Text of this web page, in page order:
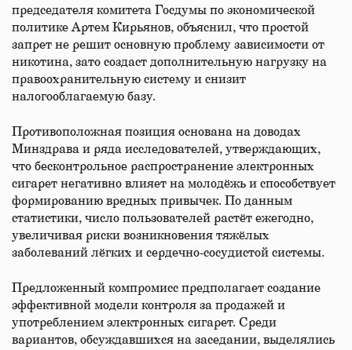
председателя комитета Госдумы по экономической
политике Артем Кирьянов, объяснил, что простой
запрет не решит основную проблему зависимости от
никотина, зато создаст дополнительную нагрузку на
правоохранительную систему и снизит
налогооблагаемую базу.
Противоположная позиция основана на доводах
Минздрава и ряда исследователей, утверждающих,
что бесконтрольное распространение электронных
сигарет негативно влияет на молодёжь и способствует
формированию вредных привычек. По данным
статистики, число пользователей растёт ежегодно,
увеличивая риски возникновения тяжёлых
заболеваний лёгких и сердечно-сосудистой системы.
Предложенный компромисс предполагает создание
эффективной модели контроля за продажей и
употреблением электронных сигарет. Среди
вариантов, обсуждавшихся на заседании, выделялись